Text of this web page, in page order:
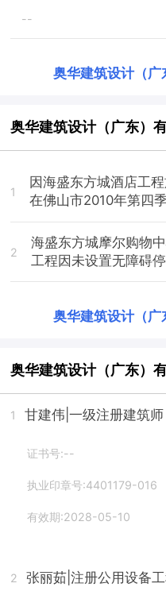
--
奥华建筑设计（广
奥华建筑设计（广东）
1
因海盛东方城酒店工
在佛山市2010年第四
2
海盛东方城摩尔购物
工程因未设置无障碍
奥华建筑设计（广
奥华建筑设计（广东）
1 甘建伟 |一级注册建筑师
证书号:--
执业印章号:4401179-016
有效期:2028-05-10
2 张丽茹 |注册公用设备